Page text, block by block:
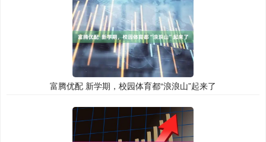
富腾优配 新学期，校园体育都“浪浪山”起来了